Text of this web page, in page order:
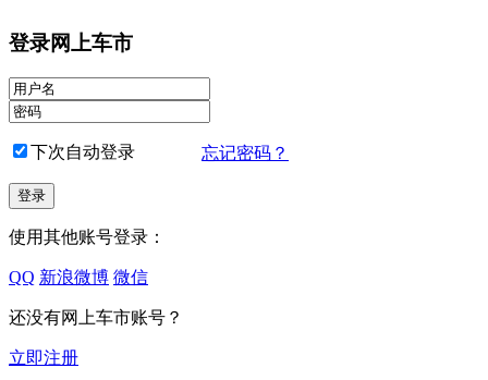
登录网上车市
下次自动登录 忘记密码？
使用其他账号登录：
QQ 新浪微博 微信
还没有网上车市账号？
立即注册